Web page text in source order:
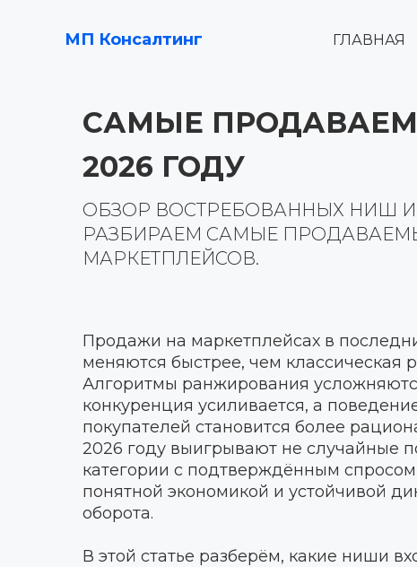
МП Консалтинг ГЛАВНАЯ
САМЫЕ
2026 ГОДУ
ОБЗОР ВОСТРЕБОВАННЫХ НИШ И
РАЗБИРАЕМ САМЫЕ
МАРКЕТПЛЕЙСОВ.
Продажи на маркетплейсах в
меняются быстрее, чем классическая
Алгоритмы ранжирования
конкуренция усиливается, а
покупателей становится более
2026 году выигрывают не случайные
категории с подтверждённым
понятной экономикой и устойчивой
оборота.
В этой статье разберём, какие ниши